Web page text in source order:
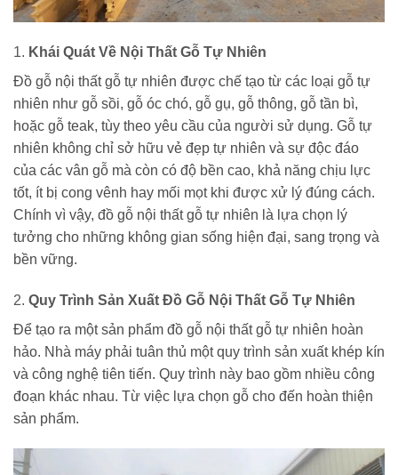
1. Khái Quát Về Nội Thất Gỗ Tự Nhiên
Đồ gỗ nội thất gỗ tự nhiên được chế tạo từ các loại gỗ tự
nhiên như gỗ sồi, gỗ óc chó, gỗ gụ, gỗ thông, gỗ tần bì,
hoặc gỗ teak, tùy theo yêu cầu của người sử dụng. Gỗ tự
nhiên không chỉ sở hữu vẻ đẹp tự nhiên và sự độc đáo
của các vân gỗ mà còn có độ bền cao, khả năng chịu lực
tốt, ít bị cong vênh hay mối mọt khi được xử lý đúng cách.
Chính vì vậy, đồ gỗ nội thất gỗ tự nhiên là lựa chọn lý
tưởng cho những không gian sống hiện đại, sang trọng và
bền vững.
2. Quy Trình Sản Xuất Đồ Gỗ Nội Thất Gỗ Tự Nhiên
Để tạo ra một sản phẩm đồ gỗ nội thất gỗ tự nhiên hoàn
hảo. Nhà máy phải tuân thủ một quy trình sản xuất khép kín
và công nghệ tiên tiến. Quy trình này bao gồm nhiều công
đoạn khác nhau. Từ việc lựa chọn gỗ cho đến hoàn thiện
sản phẩm.